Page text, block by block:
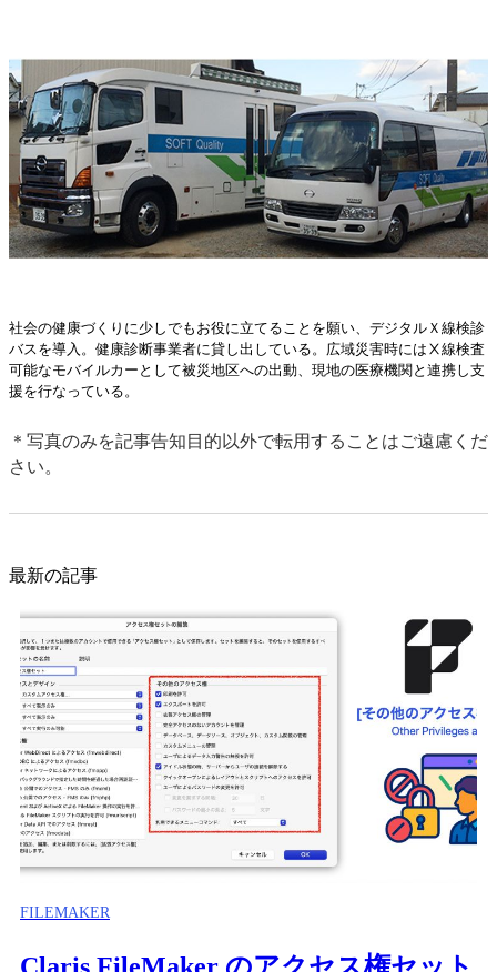
社会の健康づくりに少しでもお役に立てることを願い、デジタルＸ線検診
バスを導入。健康診断事業者に貸し出している。広域災害時にはⅩ線検査
可能なモバイルカーとして被災地区への出動、現地の医療機関と連携し支
援を行なっている。
＊写真のみを記事告知目的以外で転用することはご遠慮くだ
さい。
最新の記事
FILEMAKER
Claris FileMaker のアクセス権セット